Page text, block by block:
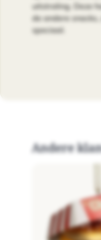
uitstraling. Deze
de andere
speciaal.
Andere